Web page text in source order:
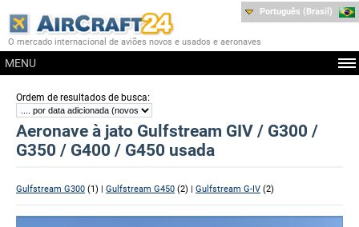
O mercado internacional de aviões novos e usados e aeronaves
MENU
Português (Brasil)
Ordem de resultados de busca:
Aeronave à jato Gulfstream GIV / G300 /
G350 / G400 / G450 usada
Gulfstream G300 (1) | Gulfstream G450 (2) | Gulfstream G-IV (2)